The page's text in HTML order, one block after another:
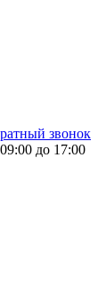
звонок
до 17:00